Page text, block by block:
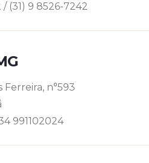
(31) 9 8526-7242
Ferreira, n°593
991102024